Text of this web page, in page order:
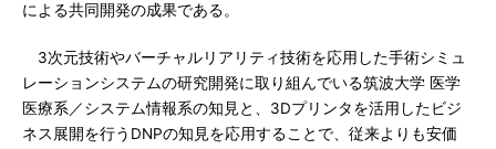
による共同開発の成果である。
3次元技術やバーチャルリアリティ技術を応用した手術シミュ
レーションシステムの研究開発に取り組んでいる筑波大学 医学
医療系／システム情報系の知見と、3Dプリンタを活用したビジ
ネス展開を行うDNPの知見を応用することで、従来よりも安価